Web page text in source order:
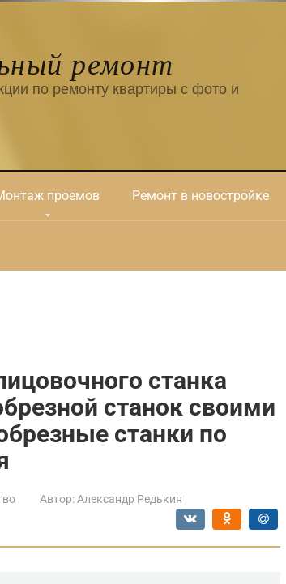
ремонт
по ремонту квартиры с фото и
проемов Ремонт в новостройке
станка
станок своими
станки по
Автор: Александр Редькин